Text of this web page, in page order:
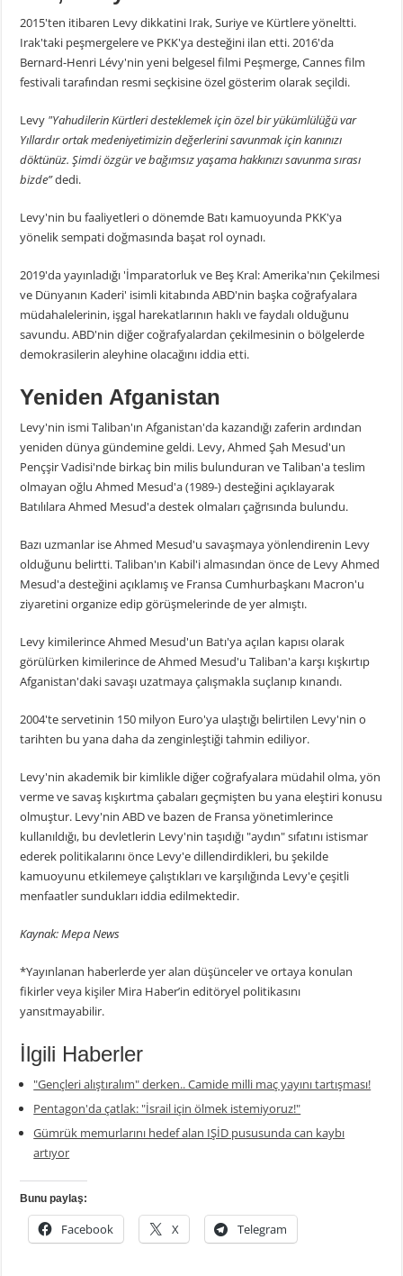
2015'ten itibaren Levy dikkatini Irak, Suriye ve Kürtlere yöneltti.
Irak'taki peşmergelere ve PKK'ya desteğini ilan etti. 2016'da
Bernard-Henri Lévy'nin yeni belgesel filmi Peşmerge, Cannes film
festivali tarafından resmi seçkisine özel gösterim olarak seçildi.
Levy "Yahudilerin Kürtleri desteklemek için özel bir yükümlülüğü var
Yıllardır ortak medeniyetimizin değerlerini savunmak için kanınızı
döktünüz. Şimdi özgür ve bağımsız yaşama hakkınızı savunma sırası
bizde”dedi.
Levy'nin bu faaliyetleri o dönemde Batı kamuoyunda PKK'ya
yönelik sempati doğmasında başat rol oynadı.
2019'da yayınladığı 'İmparatorluk ve Beş Kral: Amerika'nın Çekilmesi
ve Dünyanın Kaderi' isimli kitabında ABD'nin başka coğrafyalara
müdahalelerinin, işgal harekatlarının haklı ve faydalı olduğunu
savundu. ABD'nin diğer coğrafyalardan çekilmesinin o bölgelerde
demokrasilerin aleyhine olacağını iddia etti.
Yeniden Afganistan
Levy'nin ismi Taliban'ın Afganistan'da kazandığı zaferin ardından
yeniden dünya gündemine geldi. Levy, Ahmed Şah Mesud'un
Pençşir Vadisi'nde birkaç bin milis bulunduran ve Taliban'a teslim
olmayan oğlu Ahmed Mesud'a (1989-) desteğini açıklayarak
Batılılara Ahmed Mesud'a destek olmaları çağrısında bulundu.
Bazı uzmanlar ise Ahmed Mesud'u savaşmaya yönlendirenin Levy
olduğunu belirtti. Taliban'ın Kabil'i almasından önce de Levy Ahmed
Mesud'a desteğini açıklamış ve Fransa Cumhurbaşkanı Macron'u
ziyaretini organize edip görüşmelerinde de yer almıştı.
Levy kimilerince Ahmed Mesud'un Batı'ya açılan kapısı olarak
görülürken kimilerince de Ahmed Mesud'u Taliban'a karşı kışkırtıp
Afganistan'daki savaşı uzatmaya çalışmakla suçlanıp kınandı.
2004'te servetinin 150 milyon Euro'ya ulaştığı belirtilen Levy'nin o
tarihten bu yana daha da zenginleştiği tahmin ediliyor.
Levy'nin akademik bir kimlikle diğer coğrafyalara müdahil olma, yön
verme ve savaş kışkırtma çabaları geçmişten bu yana eleştiri konusu
olmuştur. Levy'nin ABD ve bazen de Fransa yönetimlerince
kullanıldığı, bu devletlerin Levy'nin taşıdığı "aydın" sıfatını istismar
ederek politikalarını önce Levy'e dillendirdikleri, bu şekilde
kamuoyunu etkilemeye çalıştıkları ve karşılığında Levy'e çeşitli
menfaatler sundukları iddia edilmektedir.
Kaynak: Mepa News
*Yayınlanan haberlerde yer alan düşünceler ve ortaya konulan
fikirler veya kişiler Mira Haber’in editöryel politikasını
yansıtmayabilir.
İlgili Haberler
"Gençleri alıştıralım" derken.. Camide milli maç yayını tartışması!
Pentagon'da çatlak: "İsrail için ölmek istemiyoruz!"
Gümrük memurlarını hedef alan IŞİD pususunda can kaybı
artıyor
Bunu paylaş:
Facebook X Telegram